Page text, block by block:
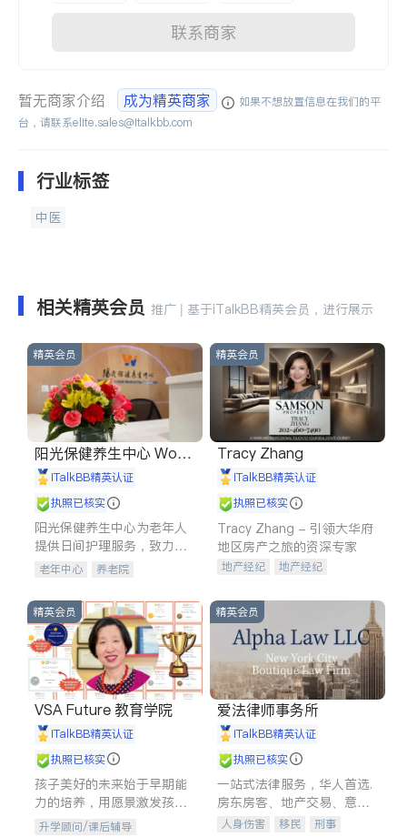
联系商家
暂无商家介绍 成为精英商家
如果不想放置信息在我们的平
台，请联系elite.sales@italkbb.com
行业标签
中医
相关精英会员 推广 | 基于iTalkBB精英会员，进行展示
精英会员
阳光保健养生中心 World
shine
iTalkBB精英认证
执照已核实
阳光保健养生中心为老年人
提供日间护理服务，致力于
通过持续的护理创新来有效
老年中心 养老院
精英会员
Tracy Zhang
iTalkBB精英认证
执照已核实
Tracy Zhang - 引领大华府
地区房产之旅的资深专家
地产经纪
地产经纪
商铺租售
精英会员
VSA Future 教育学院
iTalkBB精英认证
执照已核实
孩子美好的未来始于早期能
力的培养，用愿景激发孩子
的学习潜力和动力。理念：
升学顾问/课后辅导
精英会员
爱法律师事务所
iTalkBB精英认证
执照已核实
一站式法律服务，华人首选.
房东房客、地产交易、意外
伤害、车祸重伤、商业诉
人身伤害 移民
刑事